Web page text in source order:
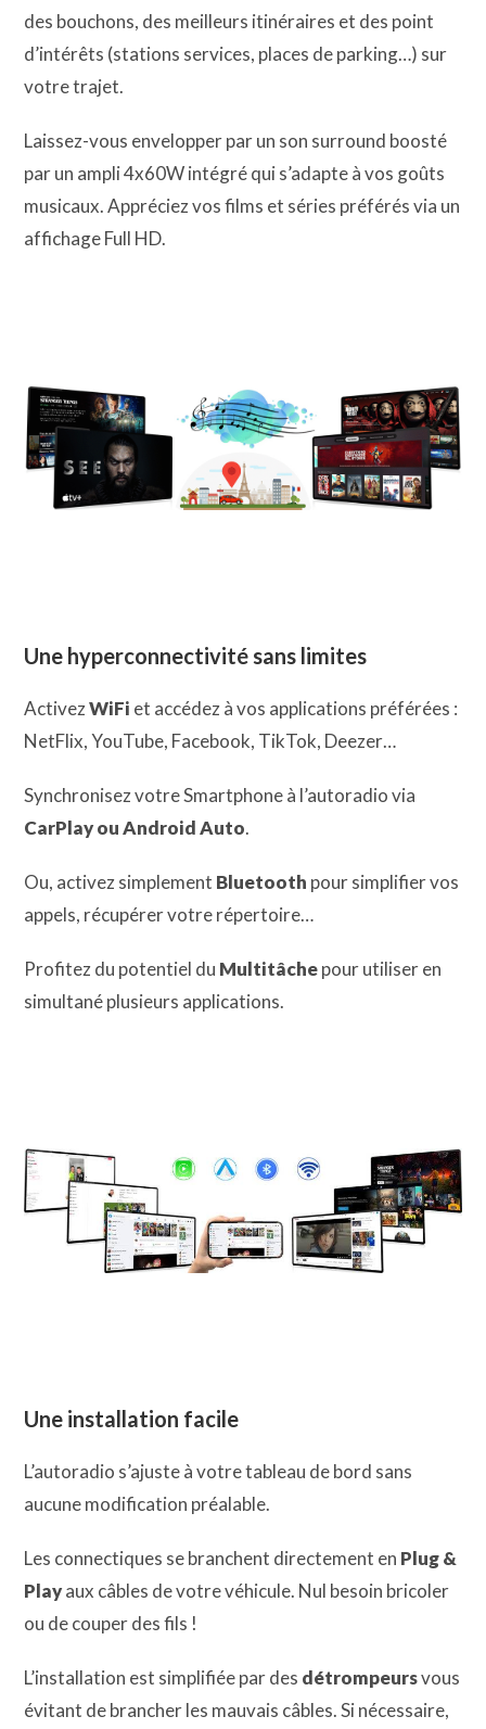
des bouchons, des meilleurs itinéraires et des point
d’intérêts (stations services, places de parking…) sur
votre trajet.
Laissez-vous envelopper par un son surround boosté
par un ampli 4x60W intégré qui s’adapte à vos goûts
musicaux. Appréciez vos films et séries préférés via un
affichage Full HD.
Une hyperconnectivité sans limites
ActivezWiFi et accédez à vos applications préférées :
NetFlix, YouTube, Facebook, TikTok, Deezer…
Synchronisez votre Smartphone à l’autoradio via
CarPlay ou Android Auto.
Ou, activez simplement Bluetooth pour simplifier vos
appels, récupérer votre répertoire…
Profitez du potentiel du Multitâchepour utiliser en
simultané plusieurs applications.
Une installation facile
L’autoradio s’ajuste à votre tableau de bord sans
aucune modification préalable.
Les connectiques se branchent directement en Plug &
Playaux câbles de votre véhicule. Nul besoin bricoler
ou de couper des fils !
L’installation est simplifiée par des détrompeursvous
évitant de brancher les mauvais câbles. Si nécessaire,